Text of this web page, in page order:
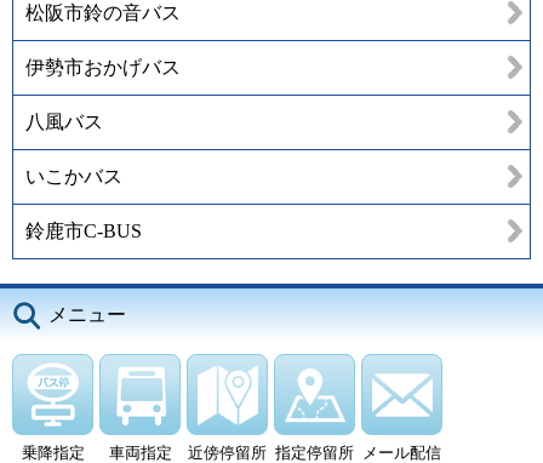
松阪市鈴の音バス
伊勢市おかげバス
八風バス
いこかバス
鈴鹿市C-BUS
メニュー
乗降指定 車両指定 近傍停留所 指定停留所 メール配信